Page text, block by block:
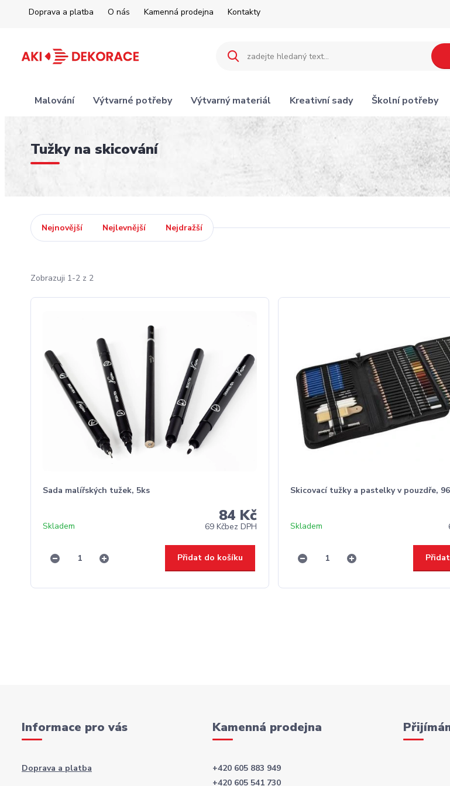
Doprava a platba O nás Kamenná prodejna Kontakty
Malování Výtvarné potřeby Výtvarný materiál Kreativní sady Školní potřeby
Tužky na skicování
Nejnovější Nejlevnější Nejdražší
Zobrazuji 1-2 z 2
Sada malířských tužek, 5ks
84 Kč
69 Kčbez DPH
Skladem
Přidat do košíku
Skicovací tužky a pastelky v pouzdře,
Skladem
Informace pro vás
Doprava a platba
Kamenná prodejna
+420 605 883 949
+420 605 541 730